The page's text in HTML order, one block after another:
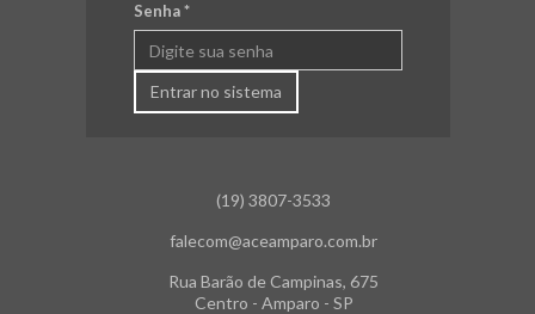
Senha*
Entrar no sistema
(19) 3807-3533
falecom@aceamparo.com.br
Rua Barão de Campinas, 675
Centro - Amparo - SP